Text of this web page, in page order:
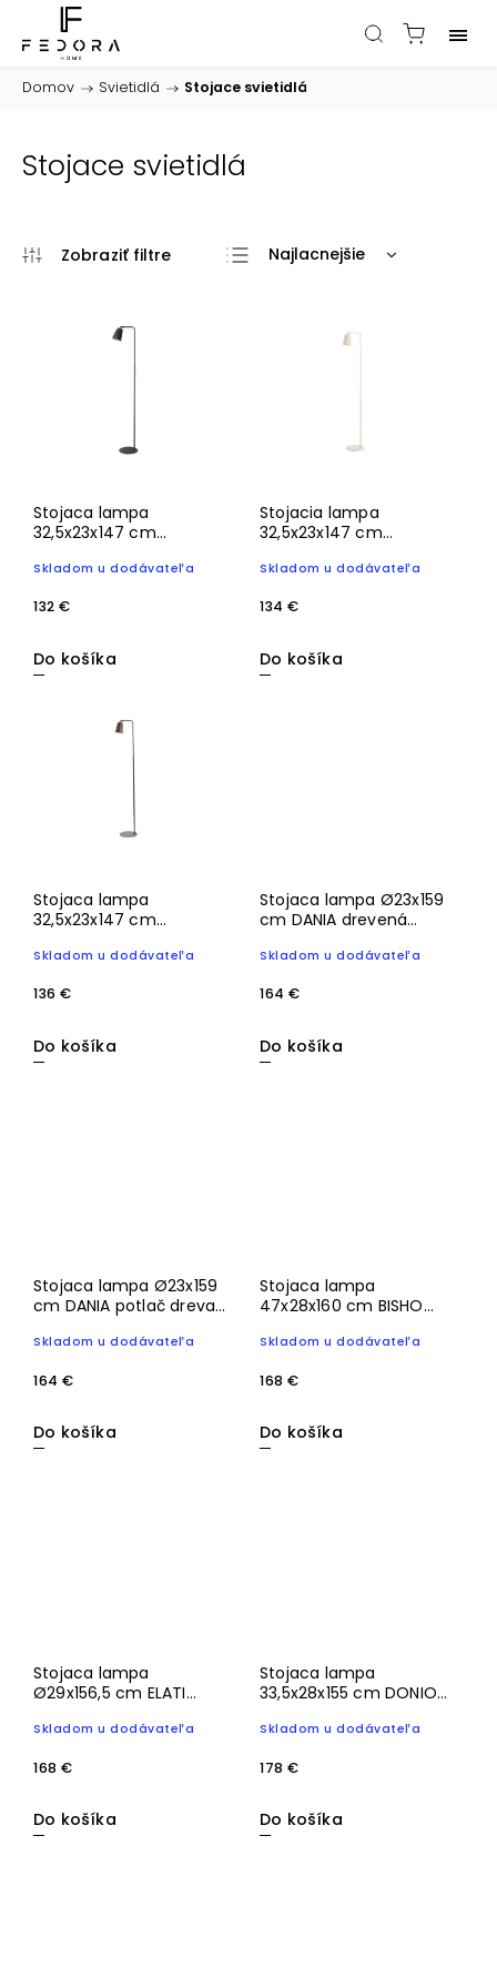
Domov / Svietidlá / Stojace svietidlá
Stojace svietidlá
Najlacnejšie
Stojaca lampa
32,5x23x147 cm
Skladom u dodávateľa
132 €
Do košíka
Stojacia lampa
32,5x23x147 cm
Skladom u dodávateľa
134 €
Do košíka
Stojaca lampa
32,5x23x147 cm
tmavohnedá
Skladom u dodávateľa
136 €
Do košíka
Stojaca lampa Ø23x159
cm DANIA drevená
krémová
Skladom u dodávateľa
164 €
Do košíka
Stojaca lampa Ø23x159
cm DANIA potlač dreva
krémová
Skladom u dodávateľa
164 €
Do košíka
Stojaca lampa
47x28x160 cm BISHO
Skladom u dodávateľa
168 €
Do košíka
Stojaca lampa
Ø29x156,5 cm ELATI
Skladom u dodávateľa
168 €
Do košíka
Stojaca lampa
33,5x28x155 cm DONIO
hnedá+d hnedá
Skladom u dodávateľa
178 €
Do košíka